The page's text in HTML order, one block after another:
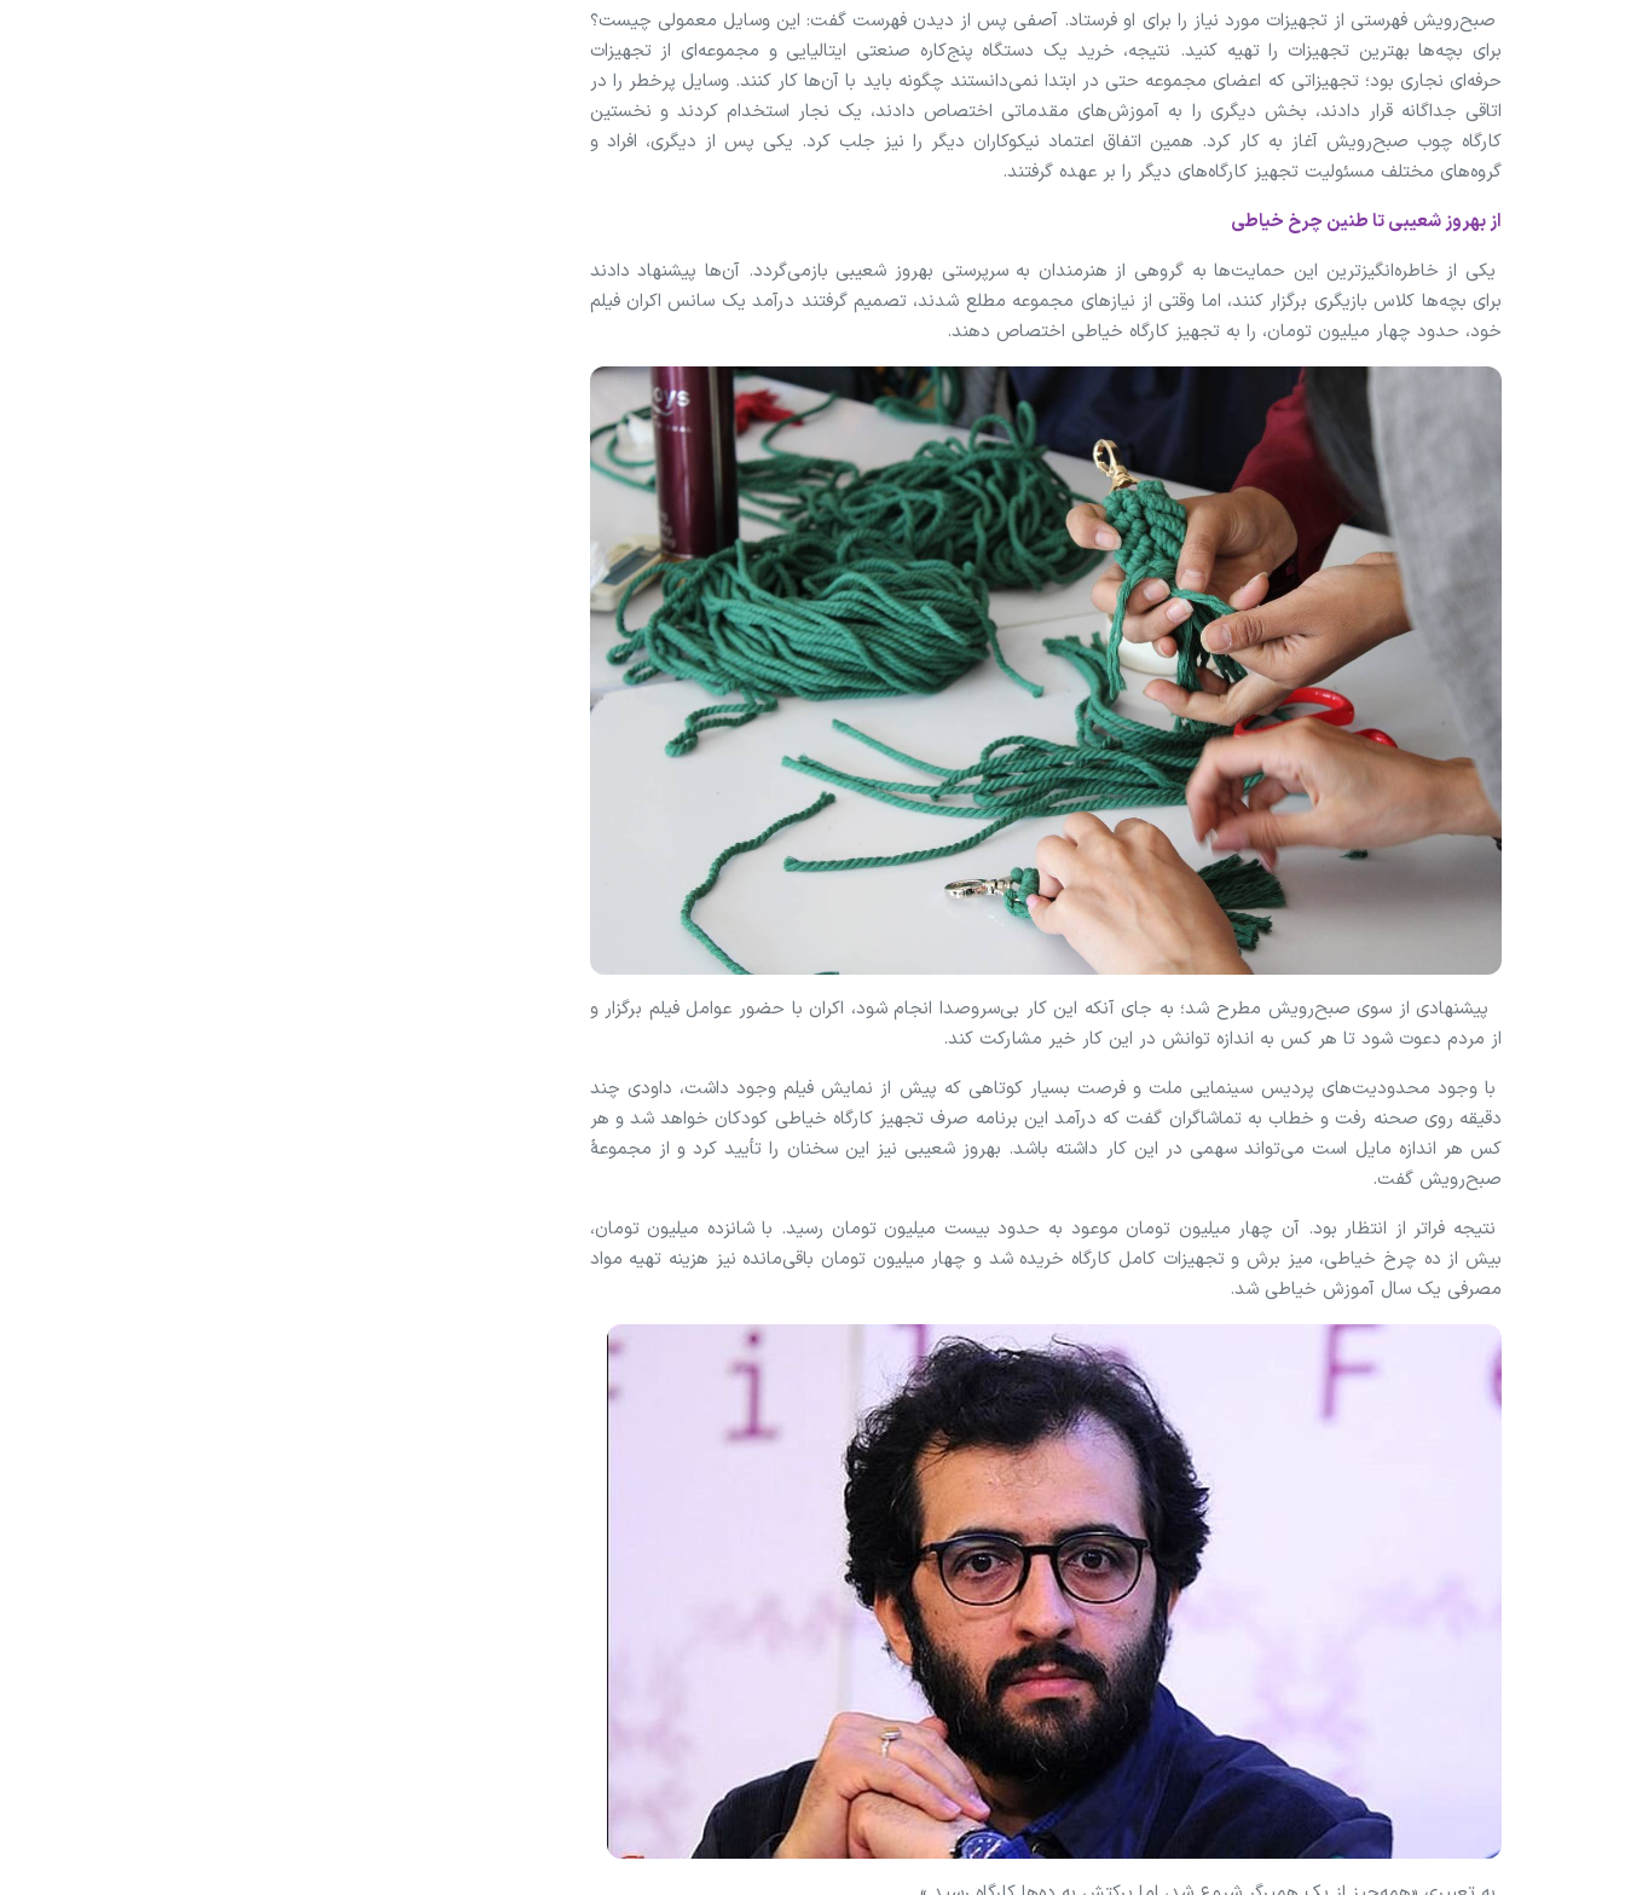
صبح‌رویش فهرستی از تجهیزات مورد نیاز را برای او فرستاد. آصفی پس از دیدن فهرست گفت: این وسایل معمولی چیست؟
برای بچه‌ها بهترین تجهیزات را تهیه کنید. نتیجه، خرید یک دستگاه پنج‌کاره صنعتی ایتالیایی و مجموعه‌ای از تجهیزات
حرفه‌ای نجاری بود؛ تجهیزاتی که اعضای مجموعه حتی در ابتدا نمی‌دانستند چگونه باید با آن‌ها کار کنند. وسایل پرخطر را در
اتاقی جداگانه قرار دادند، بخش دیگری را به آموزش‌های مقدماتی اختصاص دادند، یک نجار استخدام کردند و نخستین
کارگاه چوب صبح‌رویش آغاز به کار کرد. همین اتفاق اعتماد نیکوکاران دیگر را نیز جلب کرد. یکی پس از دیگری، افراد و
گروه‌های مختلف مسئولیت تجهیز کارگاه‌های دیگر را بر عهده گرفتند.
از بهروز شعیبی تا طنین چرخ خیاطی
یکی از خاطره‌انگیزترین این حمایت‌ها به گروهی از هنرمندان به سرپرستی بهروز شعیبی بازمی‌گردد. آن‌ها پیشنهاد دادند
برای بچه‌ها کلاس بازیگری برگزار کنند، اما وقتی از نیازهای مجموعه مطلع شدند، تصمیم گرفتند درآمد یک سانس اکران فیلم
خود، حدود چهار میلیون تومان، را به تجهیز کارگاه خیاطی اختصاص دهند.
پیشنهادی از سوی صبح‌رویش مطرح شد؛ به جای آنکه این کار بی‌سرو‌صدا انجام شود، اکران با حضور عوامل فیلم برگزار و
از مردم دعوت شود تا هر کس به اندازه توانش در این کار خیر مشارکت کند.
با وجود محدودیت‌های پردیس سینمایی ملت و فرصت بسیار کوتاهی که پیش از نمایش فیلم وجود داشت، داودی چند
دقیقه روی صحنه رفت و خطاب به تماشاگران گفت که درآمد این برنامه صرف تجهیز کارگاه خیاطی کودکان خواهد شد و هر
کس هر اندازه مایل است می‌تواند سهمی در این کار داشته باشد. بهروز شعیبی نیز این سخنان را تأیید کرد و از مجموعهٔ
صبح‌رویش گفت.
نتیجه فراتر از انتظار بود. آن چهار میلیون تومان موعود به حدود بیست میلیون تومان رسید. با شانزده میلیون تومان،
بیش از ده چرخ خیاطی، میز برش و تجهیزات کامل کارگاه خریده شد و چهار میلیون تومان باقی‌مانده نیز هزینه تهیه مواد
مصرفی یک سال آموزش خیاطی شد.